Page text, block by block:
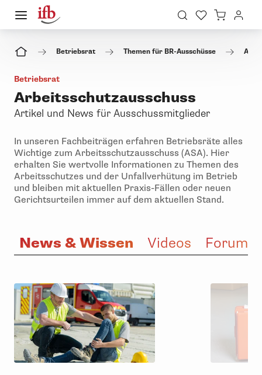
Betriebsrat Themen für BR-Ausschüsse
Betriebsrat
Arbeitsschutzausschuss
Artikel und News für Ausschussmitglieder
In unseren Fachbeiträgen erfahren Betriebsräte alles
Wichtige zum Arbeitsschutzausschuss (ASA). Hier
erhalten Sie wertvolle Informationen zu Themen des
Arbeitsschutzes und der Unfallverhütung im Betrieb
und bleiben mit aktuellen Praxis-Fällen oder neuen
Gerichtsurteilen immer auf dem aktuellen Stand.
News & Wissen Videos Forum